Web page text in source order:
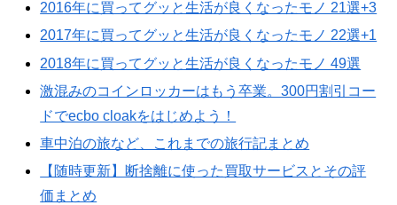
2016年に買ってグッと生活が良くなったモノ 21選+3
2017年に買ってグッと生活が良くなったモノ 22選+1
2018年に買ってグッと生活が良くなったモノ 49選
激混みのコインロッカーはもう卒業。300円割引コー
ドでecbo cloakをはじめよう！
車中泊の旅など、これまでの旅行記まとめ
【随時更新】断捨離に使った買取サービスとその評
価まとめ